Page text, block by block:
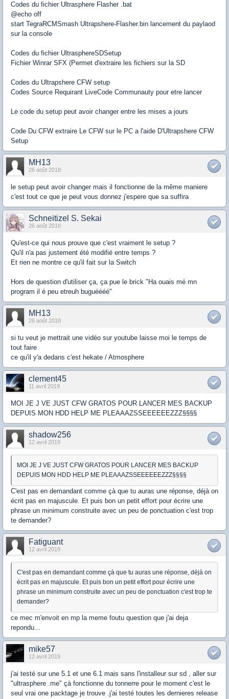
Codes du fichier Ultrasphere Flasher .bat
@echo off
start TegraRCMSmash Ultrapshere-Flasher.bin lancement du paylaod
sur la console
Codes du fichier UltrasphereSDSetup
Fichier Winrar SFX (Permet d'extraire les fichiers sur la SD
Codes du Ultrapshere CFW setup
Codes Source Requirant LiveCode Communauty pour etre lancer
Le code du setup peut avoir changer entre les mises a jours
Code Du CFW extraire Le CFW sur le PC a l'aide D'Ultrapshere CFW
Setup
MH13
26 août 2018
le setup peut avoir changer mais il fonctionne de la même maniere
c'est tout ce que je peut vous donnez j'espere que sa suffira
Schneitizel S. Sekai
26 août 2018
Qu'est-ce qui nous prouve que c'est vraiment le setup ?
Qu'il n'a pas justement été modifié entre temps ?
Et rien ne montre ce qu'il fait sur la Switch
Hors de question d'utiliser ça, ça pue le brick "Ha ouais mé mn
program il é peu etreuh buguéééé"
MH13
26 août 2018
si tu veut je mettrait une vidéo sur youtube laisse moi le temps de
tout faire
ce qu'il y'a dedans c'est hekate / Atmosphere
clement45
11 avril 2019
MOI JE J VE JUST CFW GRATOS POUR LANCER MES BACKUP
DEPUIS MON HDD HELP ME PLEAAAZSSEEEEEEZZZ§§§§
shadow256
12 avril 2019
MOI JE J VE JUST CFW GRATOS POUR LANCER MES BACKUP
DEPUIS MON HDD HELP ME PLEAAAZSSEEEEEEZZZ§§§§
C'est pas en demandant comme çà que tu auras une réponse, déjà on
écrit pas en majuscule. Et puis bon un petit effort pour écrire une
phrase un minimum construite avec un peu de ponctuation c'est trop
te demander?
Fatiguant
12 avril 2019
C'est pas en demandant comme çà que tu auras une réponse, déjà on
écrit pas en majuscule. Et puis bon un petit effort pour écrire une
phrase un minimum construite avec un peu de ponctuation c'est trop te
demander?
ce mec m'envoit en mp la meme foutu question que j'ai deja
repondu...
mike57
12 avril 2019
j'ai testé sur une 5.1 et une 6.1 mais sans l'installeur sur sd , aller sur
"ultrasphere .me" çà fonctionne du tonnerre pour le moment c'est le
seul vrai one packtage je trouve .j'ai testé toutes les dernieres release